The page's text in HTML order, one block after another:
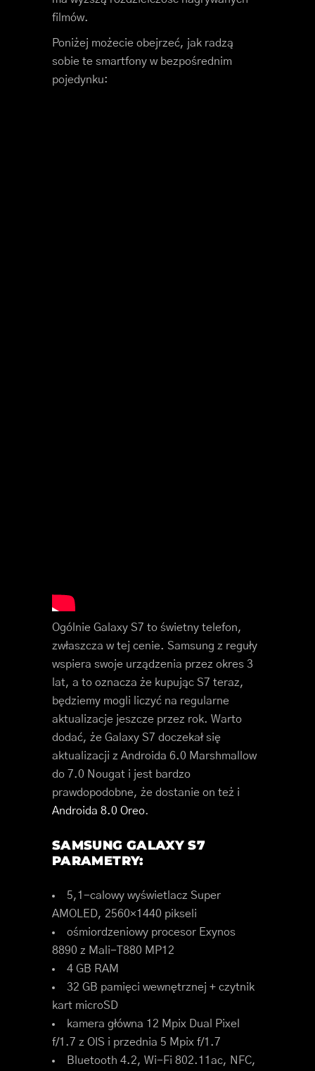
filmów.
Poniżej możecie obejrzeć, jak radzą
sobie te smartfony w bezpośrednim
pojedynku:
Ogólnie Galaxy S7 to świetny telefon,
zwłaszcza w tej cenie. Samsung z reguły
wspiera swoje urządzenia przez okres 3
lat, a to oznacza że kupując S7 teraz,
będziemy mogli liczyć na regularne
aktualizacje jeszcze przez rok. Warto
dodać, że Galaxy S7 doczekał się
aktualizacji z Androida 6.0 Marshmallow
do 7.0 Nougat i jest bardzo
prawdopodobne, że dostanie on też i
Androida 8.0 Oreo.
SAMSUNG GALAXY S7
PARAMETRY:
5,1-calowy wyświetlacz Super
AMOLED, 2560×1440 pikseli
ośmiordzeniowy procesor Exynos
8890 z Mali-T880 MP12
4 GB RAM
32 GB pamięci wewnętrznej + czytnik
kart microSD
kamera główna 12 Mpix Dual Pixel
f/1.7 z OIS i przednia 5 Mpix f/1.7
Bluetooth 4.2, Wi-Fi 802.11ac, NFC,